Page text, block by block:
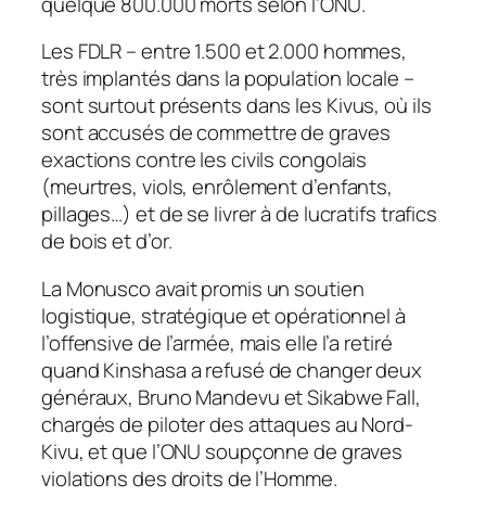
Les FDLR – entre 1.500 et 2.000 hommes,
très implantés dans la population locale –
sont surtout présents dans les Kivus, où ils
sont accusés de commettre de graves
exactions contre les civils congolais
(meurtres, viols, enrôlement d’enfants,
pillages…) et de se livrer à de lucratifs trafics
de bois et d’or.
La Monusco avait promis un soutien
logistique, stratégique et opérationnel à
l’offensive de l’armée, mais elle l’a retiré
quand Kinshasa a refusé de changer deux
généraux, Bruno Mandevu et Sikabwe Fall,
chargés de piloter des attaques au Nord-
Kivu, et que l’ONU soupçonne de graves
violations des droits de l’Homme.